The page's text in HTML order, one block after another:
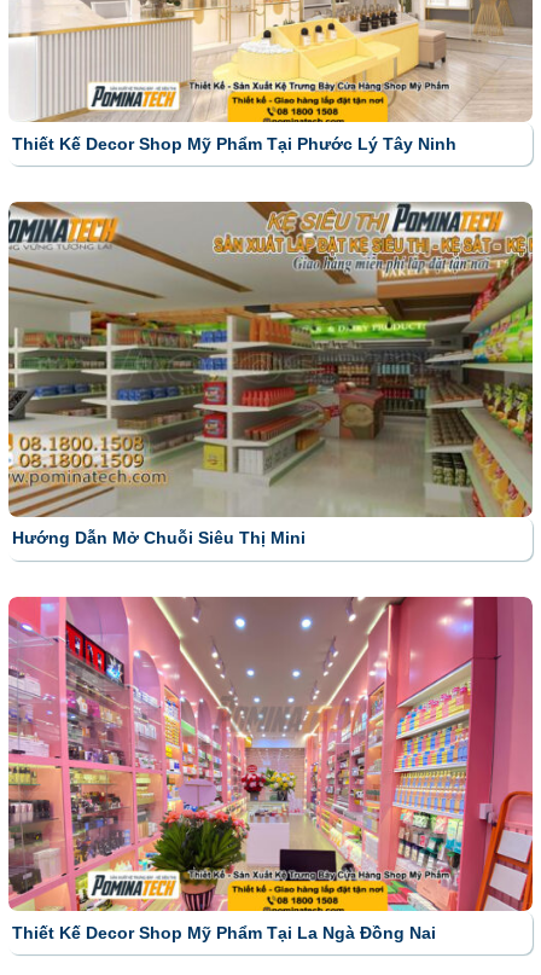
Thiết Kế Decor Shop Mỹ Phẩm Tại Phước Lý Tây Ninh
Hướng Dẫn Mở Chuỗi Siêu Thị Mini
Thiết Kế Decor Shop Mỹ Phẩm Tại La Ngà Đồng Nai